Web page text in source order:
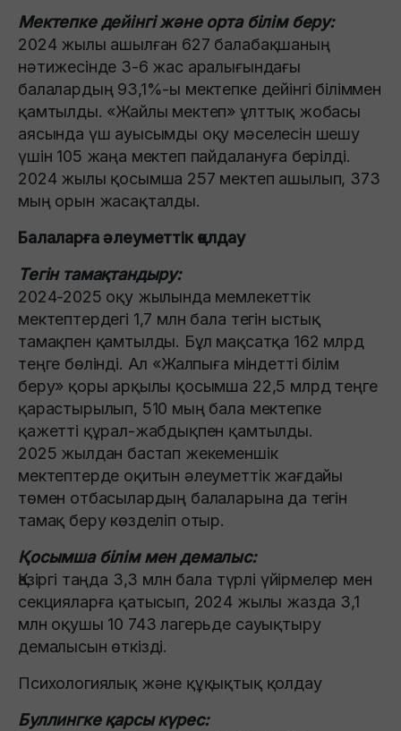
Мектепке дейінгі және орта білім беру:
2024 жылы ашылған 627 балабақшаның
нәтижесінде 3-6 жас аралығындағы
балалардың 93,1%-ы мектепке дейінгі біліммен
қамтылды. «Жайлы мектеп» ұлттық жобасы
аясында үш ауысымды оқу мәселесін шешу
үшін 105 жаңа мектеп пайдалануға берілді.
2024 жылы қосымша 257 мектеп ашылып, 373
мың орын жасақталды.
Балаларға әлеуметтік қолдау
Тегін тамақтандыру:
2024-2025 оқу жылында мемлекеттік
мектептердегі 1,7 млн бала тегін ыстық
тамақпен қамтылды. Бұл мақсатқа 162 млрд
теңге бөлінді. Ал «Жалпыға міндетті білім
беру» қоры арқылы қосымша 22,5 млрд теңге
қарастырылып, 510 мың бала мектепке
қажетті құрал-жабдықпен қамтылды.
2025 жылдан бастап жекеменшік
мектептерде оқитын әлеуметтік жағдайы
төмен отбасылардың балаларына да тегін
тамақ беру көзделіп отыр.
Қосымша білім мен демалыс:
Қазіргі таңда 3,3 млн бала түрлі үйірмелер мен
секцияларға қатысып, 2024 жылы жазда 3,1
млн оқушы 10 743 лагерьде сауықтыру
демалысын өткізді.
Психологиялық және құқықтық қолдау
Буллингке қарсы күрес: